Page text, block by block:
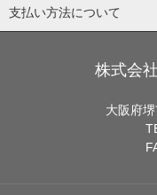
支払い方法について
株式会
大阪府